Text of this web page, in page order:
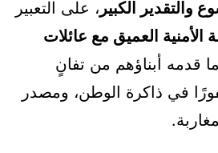
والتقدير الكبير ، على التعبير
العميق مع عائلات
قدمه أبناؤهم من تفانٍ
في ذاكرة الوطن، ومصدر